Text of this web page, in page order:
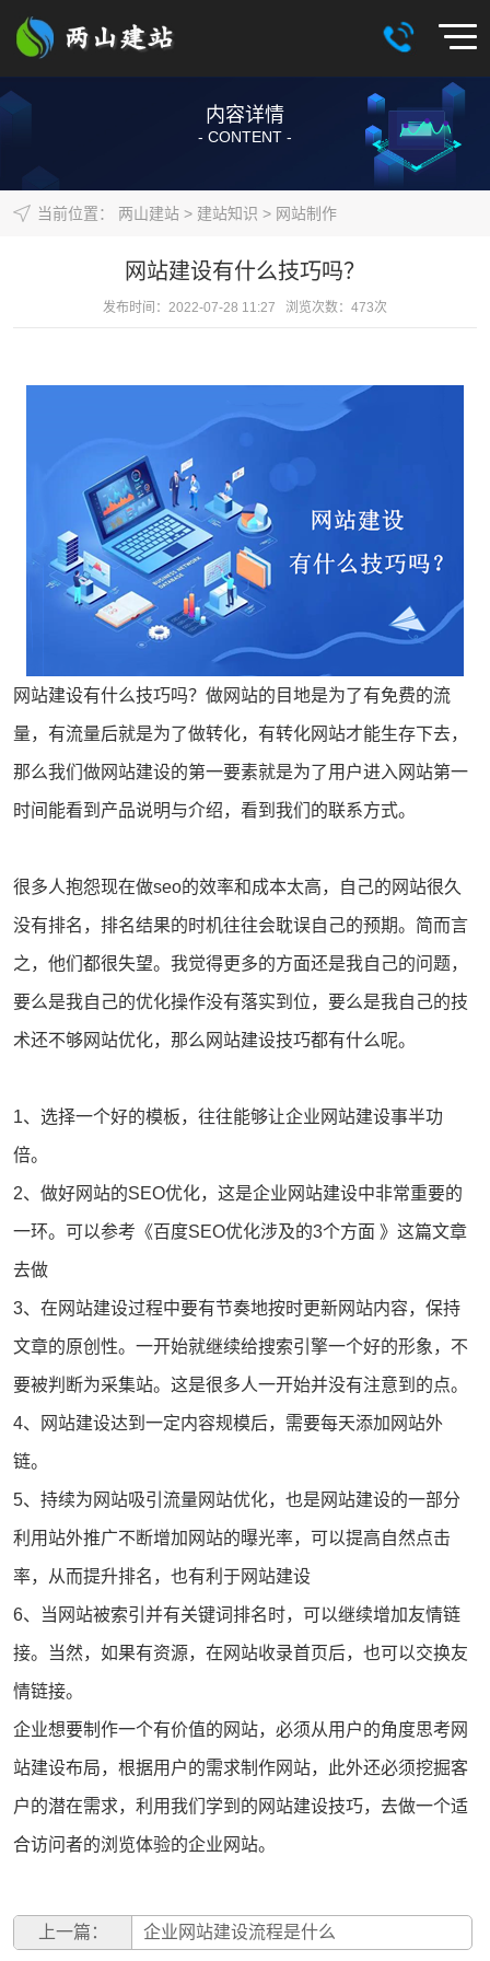
内容详情
- CONTENT -
当前位置： 两山建站> 建站知识 > 网站制作
网站建设有什么技巧吗？
发布时间：2022-07-28 11:27 浏览次数： 473次
网站建设有什么技巧吗？做网站的目地是为了有免费的流
量，有流量后就是为了做转化，有转化网站才能生存下去，
那么我们做网站建设的第一要素就是为了用户进入网站第一
时间能看到产品说明与介绍，看到我们的联系方式。
很多人抱怨现在做seo的效率和成本太高，自己的网站很久
没有排名，排名结果的时机往往会耽误自己的预期。简而言
之，他们都很失望。我觉得更多的方面还是我自己的问题，
要么是我自己的优化操作没有落实到位，要么是我自己的技
术还不够网站优化，那么 网站建设技巧都有什么呢。
1、选择一个好的模板，往往能够让企业网站建设事半功
倍。
2、做好网站的SEO优化，这是企业网站建设中非常重要的
一环。可以参考《百度SEO优化涉及的3个方面 》这篇文章
去做
3、在网站建设过程中要有节奏地按时更新网站内容，保持
文章的原创性。一开始就继续给搜索引擎一个好的形象，不
要被判断为采集站。这是很多人一开始并没有注意到的点。
4、网站建设达到一定内容规模后，需要每天添加网站外
链。
5、持续为网站吸引流量网站优化，也是网站建设的一部分
利用站外推广不断增加网站的曝光率，可以提高自然点击
率，从而提升排名，也有利于网站建设
6、当网站被索引并有关键词排名时，可以继续增加友情链
接。当然，如果有资源，在网站收录首页后，也可以交换友
情链接。
企业想要制作一个有价值的网站，必须从用户的角度思考网
站建设布局，根据用户的需求制作网站，此外还必须挖掘客
户的潜在需求，利用我们学到的网站建设技巧，去做一个适
合访问者的浏览体验的企业网站。
上一篇： 企业网站建设流程是什么